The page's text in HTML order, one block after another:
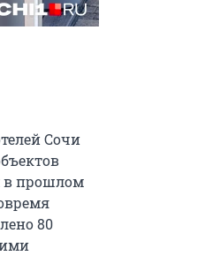
Сочи
в прошлом
80